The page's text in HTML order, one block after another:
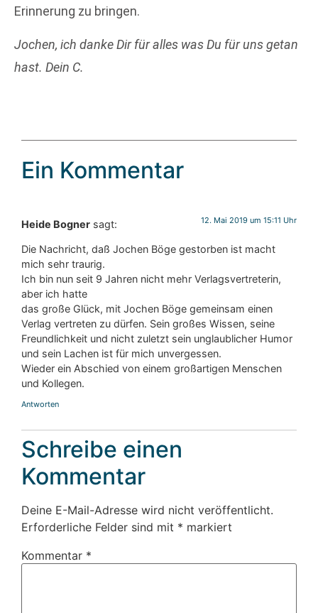
Erinnerung zu bringen.
Jochen, ich danke Dir für alles was Du für uns getan
hast. Dein C.
Ein Kommentar
Heide Bogner sagt: 12. Mai 2019 um 15:11 Uhr
Die Nachricht, daß Jochen Böge gestorben ist macht
mich sehr traurig.
Ich bin nun seit 9 Jahren nicht mehr Verlagsvertreterin,
aber ich hatte
das große Glück, mit Jochen Böge gemeinsam einen
Verlag vertreten zu dürfen. Sein großes Wissen, seine
Freundlichkeit und nicht zuletzt sein unglaublicher Humor
und sein Lachen ist für mich unvergessen.
Wieder ein Abschied von einem großartigen Menschen
und Kollegen.
Antworten
Schreibe einen
Kommentar
Deine E-Mail-Adresse wird nicht veröffentlicht.
Erforderliche Felder sind mit * markiert
Kommentar *